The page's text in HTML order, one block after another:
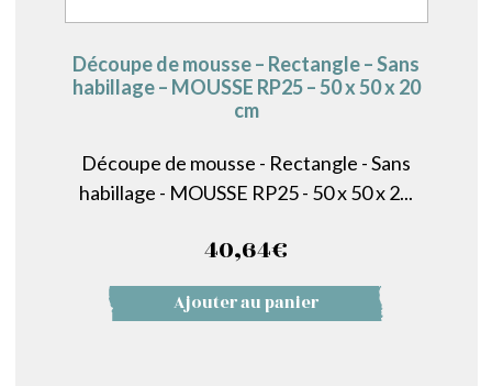
Découpe de mousse – Rectangle – Sans
habillage – MOUSSE RP25 – 50 x 50 x 20
cm
Découpe de mousse - Rectangle - Sans
habillage - MOUSSE RP25 - 50 x 50 x 2...
40,64€
Ajouter au panier